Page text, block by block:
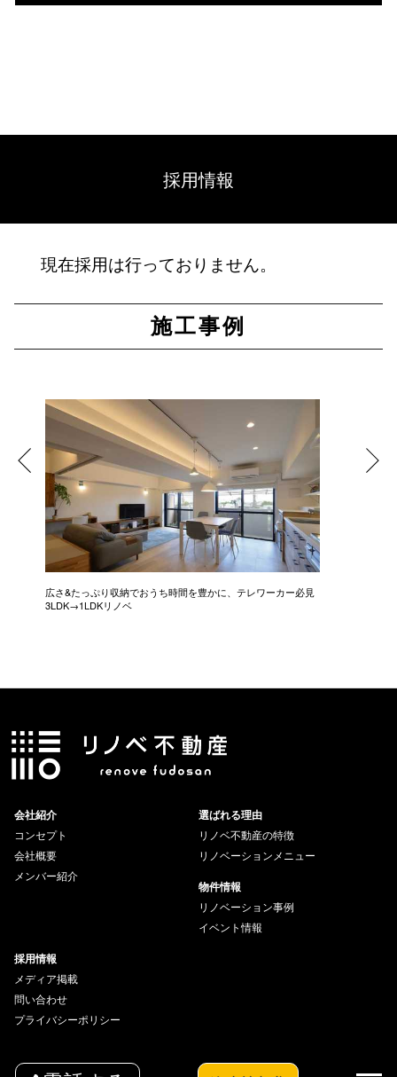
採用情報
現在採用は行っておりません。
施工事例
広さ&たっぷり収納でおうち時間を豊かに、テレワーカー必見
3LDK→1LDKリノベ
会社紹介
コンセプト
会社概要
メンバー紹介
選ばれる理由
リノベ不動産の特徴
リノベーションメニュー
物件情報
リノベーション事例
イベント情報
採用情報
メディア掲載
問い合わせ
プライバシーポリシー